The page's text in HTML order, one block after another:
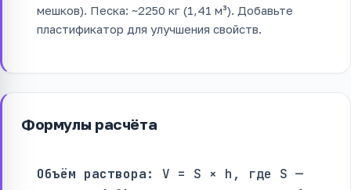
мешков). Песка: ~2250 кг (1,41 м³). Добавьте
пластификатор для улучшения свойств.
Формулы расчёта
Объём раствора:
V = S × h, где S —